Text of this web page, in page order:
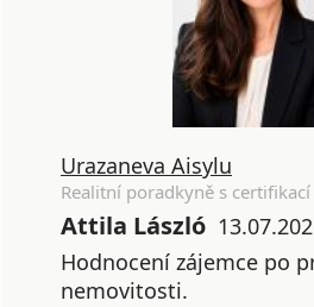
Urazaneva Aisylu
Realitní poradkyně s certifikací
Attila László
Hodnocení zájemce po
nemovitosti.